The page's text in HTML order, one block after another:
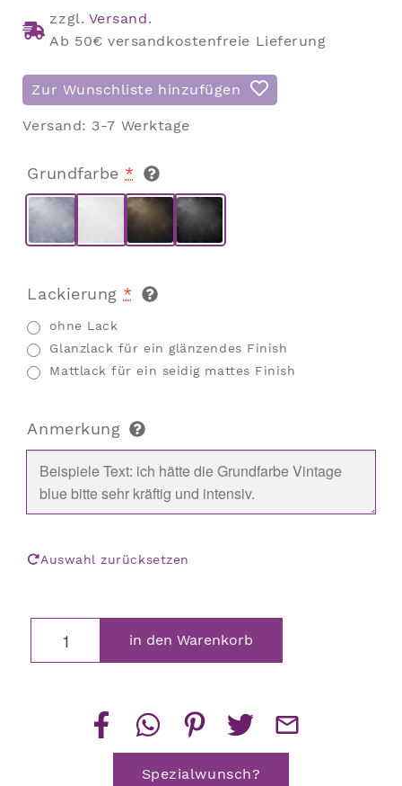
zzgl. Versand.
Ab 50€ versandkostenfreie Lieferung
Zur Wunschliste hinzufügen
Versand: 3-7 Werktage
Grundfarbe *
Lackierung *
ohne Lack
Glanzlack für ein glänzendes Finish
Mattlack für ein seidig mattes Finish
Anmerkung
Auswahl zurücksetzen
in den Warenkorb
Spezialwunsch?